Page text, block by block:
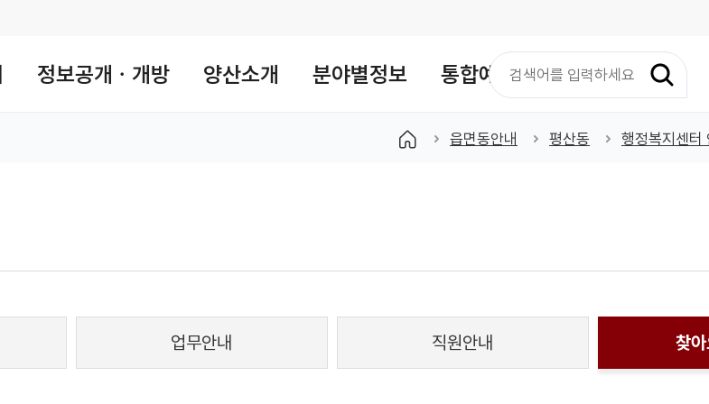
정보공개ㆍ개방 양산소개 분야별정보 통합예약색
입
읍면동안내 평산동 행정복지센터
업무안내 직원안내 찾